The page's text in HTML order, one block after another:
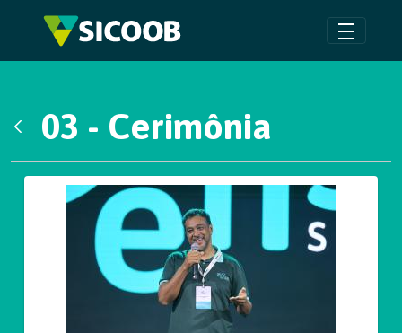
Pular para o Conteúdo principal
03 - Cerimônia
Galeria de Mídias